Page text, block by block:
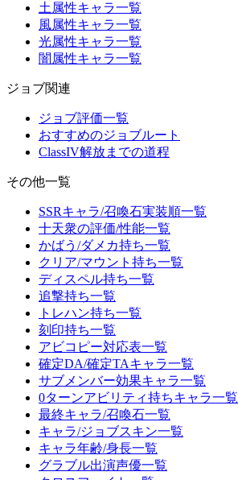
土属性キャラ一覧
風属性キャラ一覧
光属性キャラ一覧
闇属性キャラ一覧
ジョブ関連
ジョブ評価一覧
おすすめのジョブルート
ClassIV解放までの道程
その他一覧
SSRキャラ/召喚石実装順一覧
十天衆の評価/性能一覧
かばう/ダメカ持ち一覧
クリア/マウント持ち一覧
ディスペル持ち一覧
追撃持ち一覧
トレハン持ち一覧
刻印持ち一覧
アビコピー対応表一覧
確定DA/確定TAキャラ一覧
サブメンバー効果キャラ一覧
0ターンアビリティ持ちキャラ一覧
最終キャラ/召喚石一覧
キャラ/ジョブスキン一覧
キャラ年齢/身長一覧
グラブル出演声優一覧